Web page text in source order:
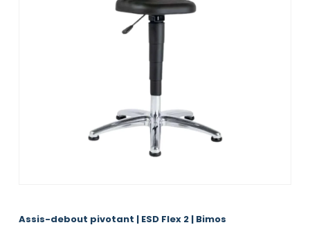
Assis-debout pivotant | ESD Flex 2 | Bimos